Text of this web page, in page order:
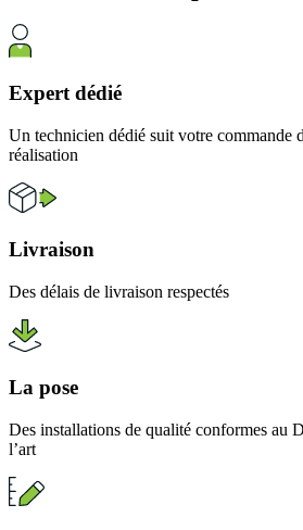
Expert dédié
Un technicien dédié suit votre commande
réalisation
Livraison
Des délais de livraison respectés
La pose
Des installations de qualité conformes au
l’art